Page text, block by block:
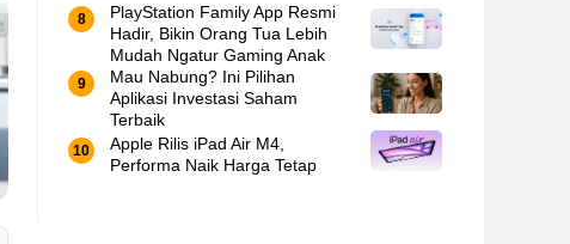
PlayStation Family App Resmi
Hadir, Bikin Orang Tua Lebih
Mudah Ngatur Gaming Anak
Mau Nabung? Ini Pilihan
Aplikasi Investasi Saham
Terbaik
Apple Rilis iPad Air M4,
Performa Naik Harga Tetap